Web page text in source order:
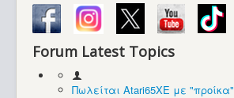
Forum Latest Topics
Πωλείται Atari65XE με "προίκα"